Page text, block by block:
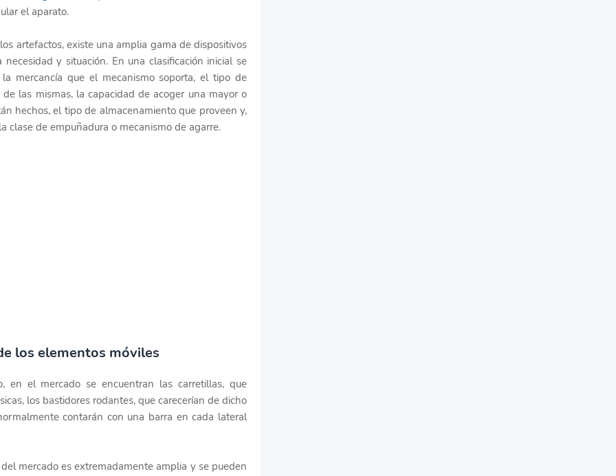
el aparato.
artefactos, existe una amplia gama de dispositivos
y situación. En una clasificación inicial se
mercancía que el mecanismo soporta, el tipo de
las mismas, la capacidad de acoger una mayor o
hechos, el tipo de almacenamiento que proveen y,
clase de empuñadura o mecanismo de agarre.
los elementos móviles
en el mercado se encuentran las carretillas, que
los bastidores rodantes, que carecerían de dicho
contarán con una barra en cada lateral
mercado es extremadamente amplia y se pueden